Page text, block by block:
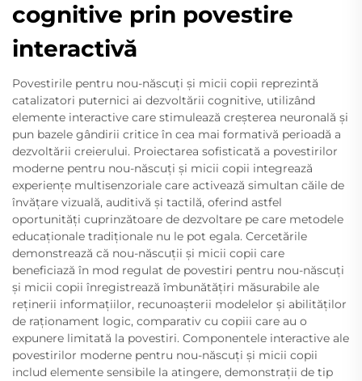
cognitive prin povestire
interactivă
Povestirile pentru nou-născuți și micii copii reprezintă
catalizatori puternici ai dezvoltării cognitive, utilizând
elemente interactive care stimulează creșterea neuronală și
pun bazele gândirii critice în cea mai formativă perioadă a
dezvoltării creierului. Proiectarea sofisticată a povestirilor
moderne pentru nou-născuți și micii copii integrează
experiențe multisenzoriale care activează simultan căile de
învățare vizuală, auditivă și tactilă, oferind astfel
oportunități cuprinzătoare de dezvoltare pe care metodele
educaționale tradiționale nu le pot egala. Cercetările
demonstrează că nou-născuții și micii copii care
beneficiază în mod regulat de povestiri pentru nou-născuți
și micii copii înregistrează îmbunătățiri măsurabile ale
reținerii informațiilor, recunoașterii modelelor și abilităților
de raționament logic, comparativ cu copiii care au o
expunere limitată la povestiri. Componentele interactive ale
povestirilor moderne pentru nou-născuți și micii copii
includ elemente sensibile la atingere, demonstrații de tip